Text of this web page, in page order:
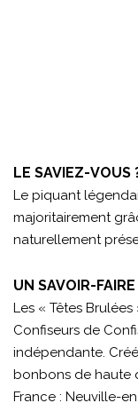
LE SAVIEZ-VOUS
Le piquant
majoritairement
naturellement
UN SAVOIR-
Les « Têtes
Confiseurs de
indépendante.
bonbons de haute
France : Neuville-